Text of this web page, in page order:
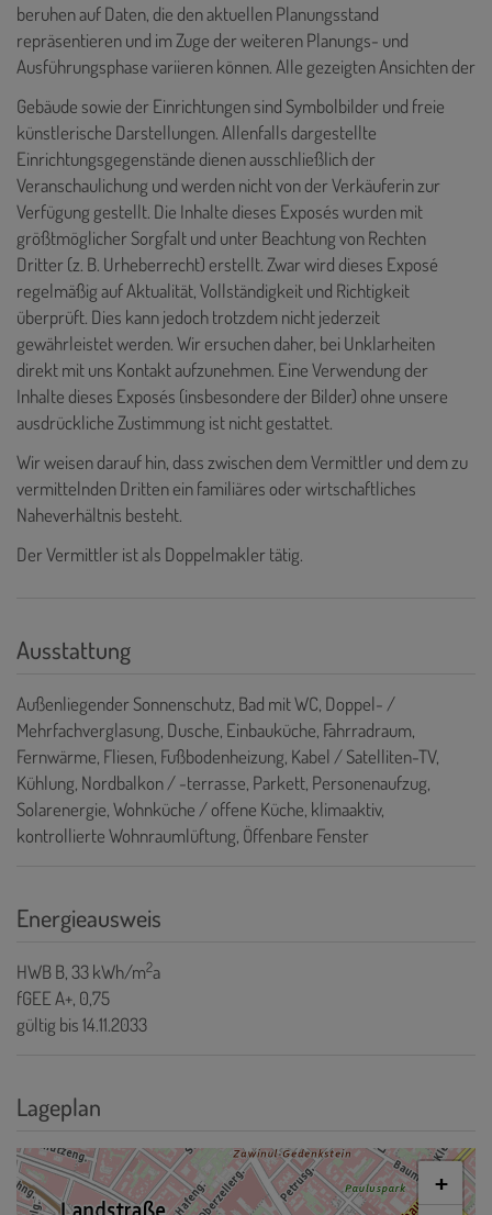
beruhen auf Daten, die den aktuellen Planungsstand
repräsentieren und im Zuge der weiteren Planungs- und
Ausführungsphase variieren können. Alle gezeigten Ansichten der
Gebäude sowie der Einrichtungen sind Symbolbilder und freie
künstlerische Darstellungen. Allenfalls dargestellte
Einrichtungsgegenstände dienen ausschließlich der
Veranschaulichung und werden nicht von der Verkäuferin zur
Verfügung gestellt. Die Inhalte dieses Exposés wurden mit
größtmöglicher Sorgfalt und unter Beachtung von Rechten
Dritter (z. B. Urheberrecht) erstellt. Zwar wird dieses Exposé
regelmäßig auf Aktualität, Vollständigkeit und Richtigkeit
überprüft. Dies kann jedoch trotzdem nicht jederzeit
gewährleistet werden. Wir ersuchen daher, bei Unklarheiten
direkt mit uns Kontakt aufzunehmen. Eine Verwendung der
Inhalte dieses Exposés (insbesondere der Bilder) ohne unsere
ausdrückliche Zustimmung ist nicht gestattet.
Wir weisen darauf hin, dass zwischen dem Vermittler und dem zu
vermittelnden Dritten ein familiäres oder wirtschaftliches
Naheverhältnis besteht.
Der Vermittler ist als Doppelmakler tätig.
Ausstattung
Außenliegender Sonnenschutz Bad mit WC Doppel- /
Mehrfachverglasung Dusche Einbauküche Fahrradraum
Fernwärme Fliesen Fußbodenheizung Kabel / Satelliten-TV
Kühlung Nordbalkon / -terrasse Parkett Personenaufzug
Solarenergie Wohnküche / offene Küche klimaaktiv
kontrollierte Wohnraumlüftung Öffenbare Fenster
Energieausweis
HWBB, 33 kWh/m2a
fGEEA+, 0,75
gültig bis14.11.2033
Lageplan
+